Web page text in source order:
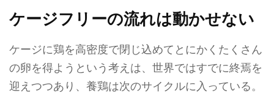
ケージフリーの流れは動かせない
ケージに鶏を高密度で閉じ込めてとにかくたくさん
の卵を得ようという考えは、世界ではすでに終焉を
迎えつつあり、養鶏は次のサイクルに入っている。